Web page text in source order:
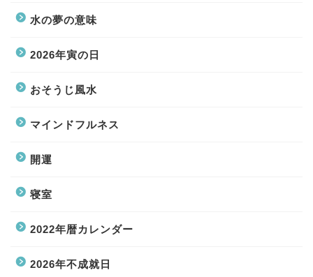
水の夢の意味
2026年寅の日
おそうじ風水
マインドフルネス
開運
寝室
2022年暦カレンダー
2026年不成就日